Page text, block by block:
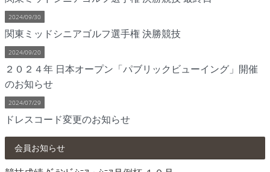
2024/09/30
関東ミッドシニアゴルフ選手権 決勝競技
2024/09/20
２０２４年 日本オープン「パブリックビューイング」開催
のお知らせ
2024/07/29
ドレスコード変更のお知らせ
会員お知らせ